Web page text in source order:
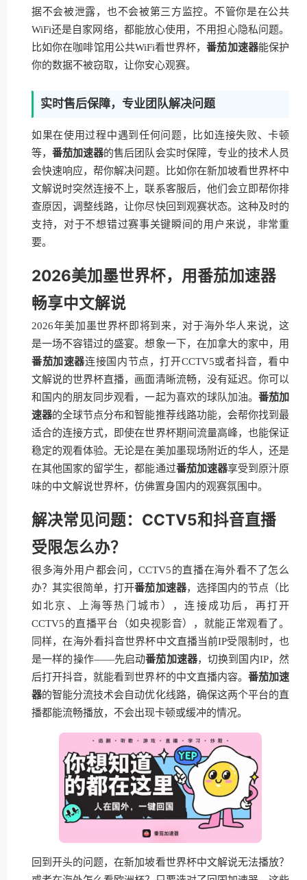
据不会被泄露，也不会被第三方监控。不管你是在公共
WiFi还是自家网络，都能放心使用，不用担心隐私问题。
比如你在咖啡馆用公共WiFi看世界杯，番茄加速器能保护
你的数据不被窃取，让你安心观赛。
实时售后保障，专业团队解决问题
如果在使用过程中遇到任何问题，比如连接失败、卡顿
等，番茄加速器的售后团队会实时保障，专业的技术人员
会快速响应，帮你解决问题。比如你在新加坡看世界杯中
文解说时突然连接不上，联系客服后，他们会立即帮你排
查原因，调整线路，让你尽快回到观赛状态。这种及时的
支持，对于不想错过赛事关键瞬间的用户来说，非常重
要。
2026美加墨世界杯，用番茄加速器
畅享中文解说
2026年美加墨世界杯即将到来，对于海外华人来说，这
是一场不容错过的盛宴。想象一下，在加拿大的家中，用
番茄加速器连接国内节点，打开CCTV5或者抖音，看中
文解说的世界杯直播，画面清晰流畅，没有延迟。你可以
和国内的朋友同步观看，一起为喜欢的球队加油。 番茄加
速器的全球节点分布和智能推荐线路功能，会帮你找到最
适合的连接方式，即使在世界杯期间流量高峰，也能保证
稳定的观看体验。无论是在美加墨现场附近的华人，还是
在其他国家的留学生，都能通过番茄加速器享受到原汁原
味的中文解说世界杯，仿佛置身国内的观赛氛围中。
解决常见问题：CCTV5和抖音直播
受限怎么办？
很多海外用户都会问，CCTV5的直播在海外看不了怎么
办？其实很简单，打开番茄加速器，选择国内的节点（比
如北京、上海等热门城市），连接成功后，再打开
CCTV5的直播平台（如央视影音），就能正常观看了。
同样，在海外看抖音世界杯中文直播当前IP受限制时，也
是一样的操作——先启动番茄加速器，切换到国内IP，然
后打开抖音，就能看到世界杯的中文直播内容。 番茄加速
器的智能分流技术会自动优化线路，确保这两个平台的直
播都能流畅播放，不会出现卡顿或缓冲的情况。
回到开头的问题，在新加坡看世界杯中文解说无法播放？